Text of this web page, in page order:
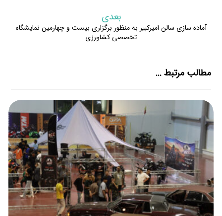
بعدی
آماده سازی سالن امیرکبیر به منظور برگزاری بیست و چهارمین نمایشگاه
تخصصی کشاورزی
مطالب مرتبط ...